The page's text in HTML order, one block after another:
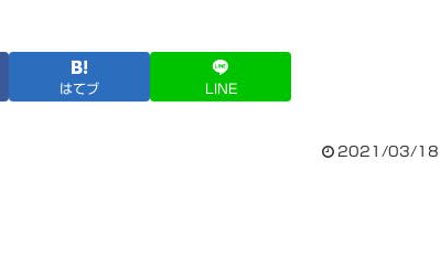
はてブ LINE
2021/03/18